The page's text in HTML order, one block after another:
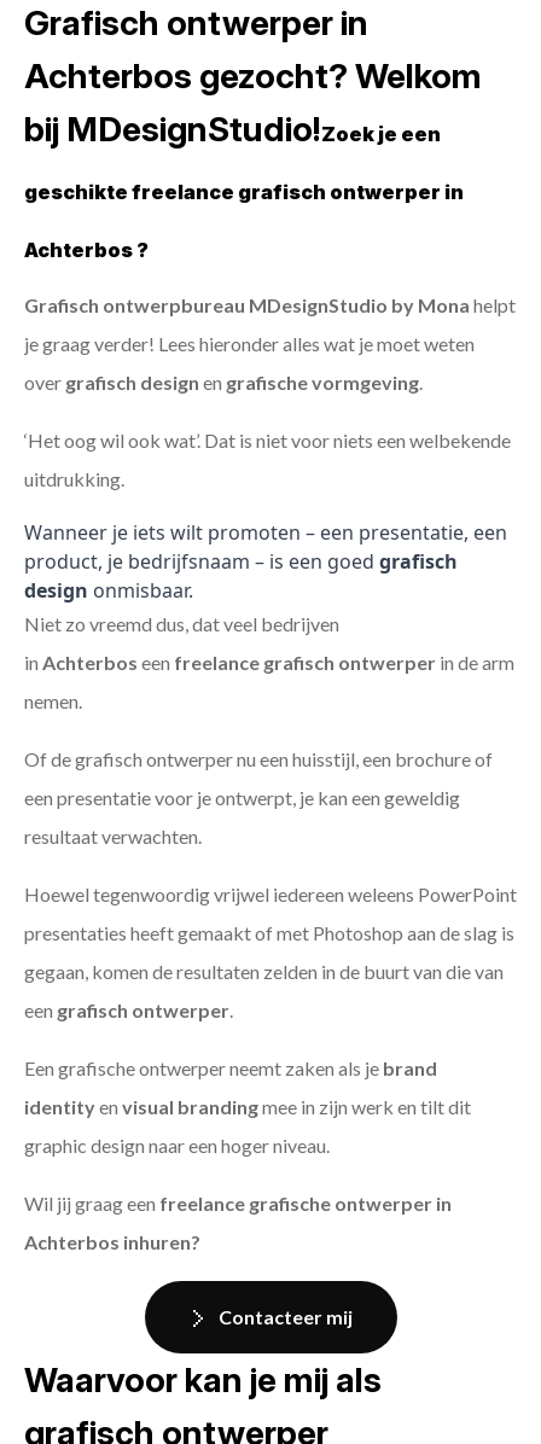
Grafisch ontwerper in
Achterbos gezocht? Welkom
bij MDesignStudio!Zoek je een
geschikte freelance grafisch ontwerper in
Achterbos ?
Grafisch ontwerpbureau MDesignStudio by Mona helpt
je graag verder! Lees hieronder alles wat je moet weten
over grafisch design en grafische vormgeving
‘Het oog wil ook wat’. Dat is niet voor niets een welbekende
uitdrukking.
Wanneer je iets wilt promoten – een presentatie, een
product, je bedrijfsnaam – is een goed grafisch
design onmisbaar.
Niet zo vreemd dus, dat veel bedrijven
in Achterbos een freelance grafisch ontwerper in de arm
nemen.
Of de grafisch ontwerper nu een huisstijl, een brochure of
een presentatie voor je ontwerpt, je kan een geweldig
resultaat verwachten.
Hoewel tegenwoordig vrijwel iedereen weleens PowerPoint
presentaties heeft gemaakt of met Photoshop aan de slag is
gegaan, komen de resultaten zelden in de buurt van die van
een grafisch ontwerper
Een grafische ontwerper neemt zaken als je brand
identityen visual brandingmee in zijn werk en tilt dit
graphic design naar een hoger niveau.
Wil jij graag een freelance grafische ontwerper in
Achterbos inhuren?
Contacteer mij
Waarvoor kan je mij als
grafisch ontwerper